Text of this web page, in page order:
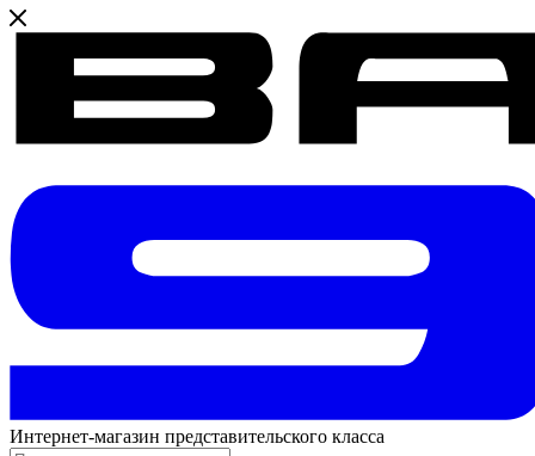
Интернет-магазин представительского класса